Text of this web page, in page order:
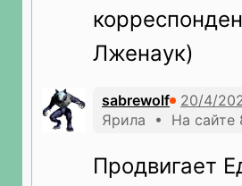
Лженаук)
sabrewolf
Ярила • На сайте
Продвигает